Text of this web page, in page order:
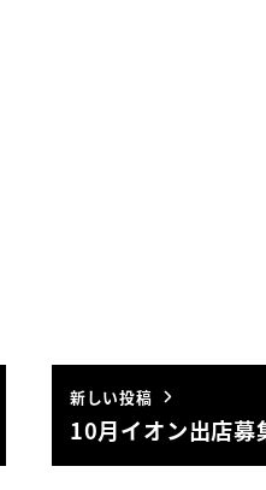
新しい投稿
10月イオン出店